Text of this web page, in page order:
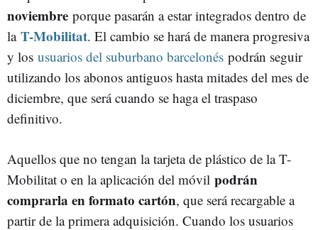
noviembre porque pasarán a estar integrados dentro de
la T-Mobilitat. El cambio se hará de manera progresiva
y los usuarios del suburbano barcelonés podrán seguir
utilizando los abonos antiguos hasta mitades del mes de
diciembre, que será cuando se haga el traspaso
definitivo.
Aquellos que no tengan la tarjeta de plástico de la T-
Mobilitat o en la aplicación del móvil podrán
comprarla en formato cartón, que será recargable a
partir de la primera adquisición. Cuando los usuarios